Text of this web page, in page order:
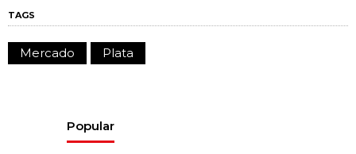
TAGS
Mercado Plata
Popular